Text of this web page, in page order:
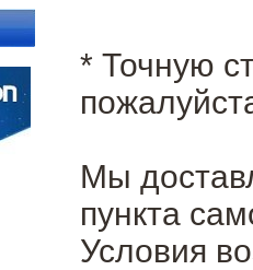
* Точную
Мы
пункта
Условия